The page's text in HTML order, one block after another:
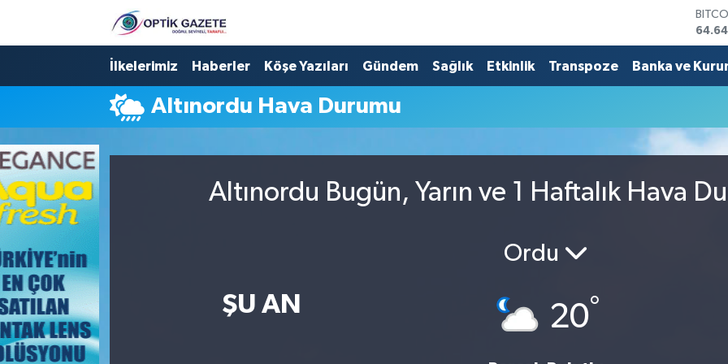
GRAM
İlkelerimiz Haberler Köşe Yazıları Gündem Sağlık Etkinlik Transpoze Banka ve
Altınordu Hava Durumu
Altınordu Bugün, Yarın ve 1 Haftalık Hava
ŞU AN
Ordu
20°
Nöbetçi Eczaneler
Hava Durumu
İstanbul Namaz Vakitleri
Trafik Durumu
Süper Lig Puan Durumu ve Fikstür
Tüm Manşetler
Son Dakika Haberleri
Haber Arşivi